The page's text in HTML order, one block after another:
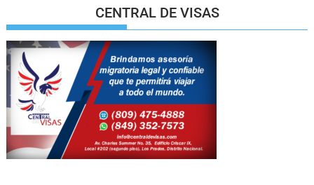
CENTRAL DE VISAS